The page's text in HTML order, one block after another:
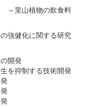
～里山植物の飲食料
強健化に関する研究
開発
制する技術開発